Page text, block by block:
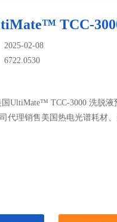
TCC-
02-08
6722.0530
国UltiMate™ TCC-3000 洗脱
代理销售美国热电光谱耗材